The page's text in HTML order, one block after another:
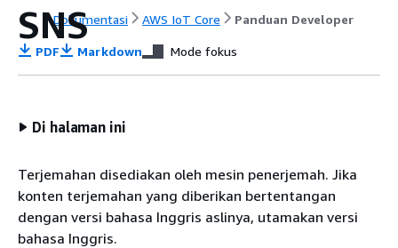
Dokumentasi AWS IoT Core Panduan Developer
SNS
PDF Markdown Mode fokus
Di halaman ini
Terjemahan disediakan oleh mesin penerjemah. Jika
konten terjemahan yang diberikan bertentangan
dengan versi bahasa Inggris aslinya, utamakan versi
bahasa Inggris.